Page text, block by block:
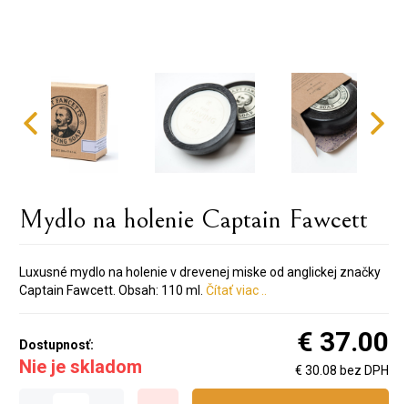
Mydlo na holenie Captain Fawcett
Luxusné mydlo na holenie v drevenej miske od anglickej značky
Captain Fawcett. Obsah: 110 ml. Čítať viac ..
Dostupnosť:
Nie je skladom
€ 37.00
€ 30.08 bez DPH